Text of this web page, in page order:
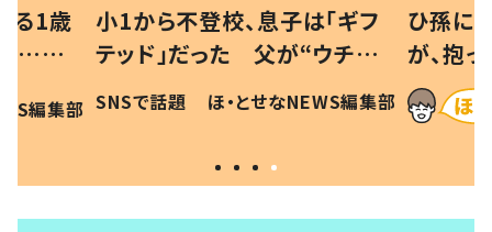
る1歳
…母
現行
編集部
小1から不登校、息子は「ギフ
テッド」だった 父が“ウチ給
食”を作り続ける理由とは #令
和の親 #令和の子
SNSで話題 ほ・とせなNEWS編集部
ひ孫に
が、抱
に「涙
方ない」